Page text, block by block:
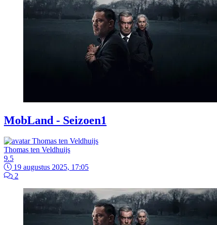
MobLand - Seizoen1
Thomas ten Veldhuijs
9.5
19 augustus 2025, 17:05
2